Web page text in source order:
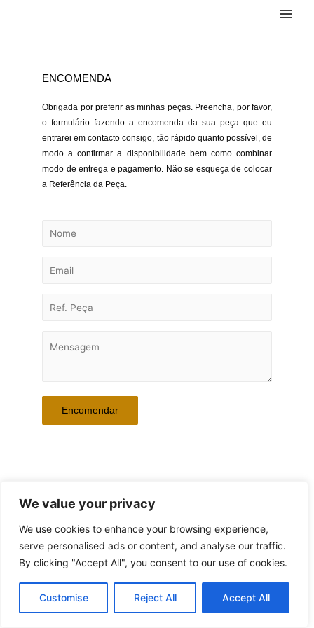
We value your privacy
We use cookies to enhance your browsing experience,
serve personalised ads or content, and analyse our traffic.
By clicking "Accept All", you consent to our use of cookies.
Customise Reject All Accept All
ENCOMENDA
Obrigada por preferir as minhas peças. Preencha, por favor,
o formulário fazendo a encomenda da sua peça que eu
entrarei em contacto consigo, tão rápido quanto possível, de
modo a confirmar a disponibilidade bem como combinar
modo de entrega e pagamento. Não se esqueça de colocar
a Referência da Peça.
© 2026 ANA SANCHES | Powered by Workwell4you